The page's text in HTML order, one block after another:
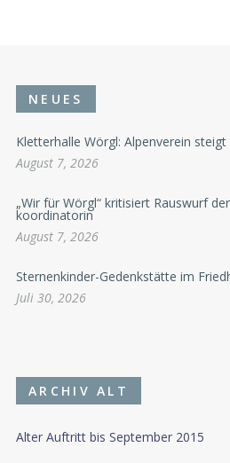
NEUES
Kletterhalle Wörgl: Alpenverein steigt
August 7, 2026
„Wir für Wörgl“ kritisiert Rauswurf
koordinatorin
August 7, 2026
Sternenkinder-Gedenkstätte im
Juli 30, 2026
ARCHIV ALT
Alter Auftritt bis September 2015